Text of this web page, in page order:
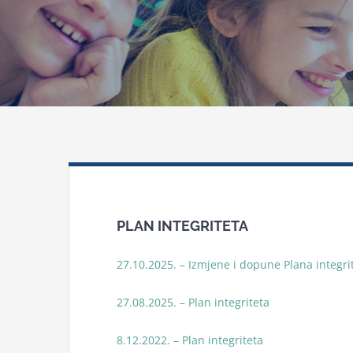
PLAN INTEGRITETA
27.10.2025. – Izmjene i dopune Plana
27.08.2025. – Plan integriteta
8.12.2022. – Plan integriteta